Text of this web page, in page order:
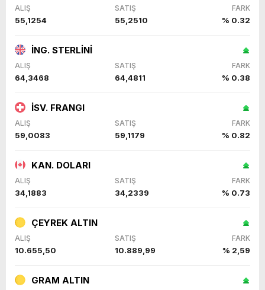
ALIŞ SATIŞ FARK
55,1254 55,2510 % 0.32
İNG. STERLİNİ
ALIŞ SATIŞ FARK
64,3468 64,4811 % 0.38
İSV. FRANGI
ALIŞ SATIŞ FARK
59,0083 59,1179 % 0.82
KAN. DOLARI
ALIŞ SATIŞ FARK
34,1883 34,2339 % 0.73
ÇEYREK ALTIN
ALIŞ SATIŞ FARK
10.655,50 10.889,99 % 2,59
GRAM ALTIN